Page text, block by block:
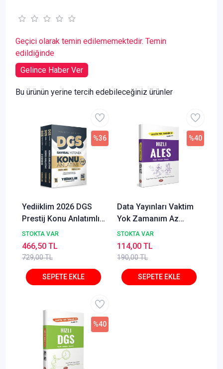
Geçici olarak temin edilememektedir. Temin
edildiğinde
Gelince Haber Ver
Bu ürünün yerine tercih edebileceğiniz ürünler
Yediiklim 2026 DGS
Prestij Konu Anlatımlı
Modüler Set Yediiklim
Yayınları
STOKTA VAR
729,00 TL
%36
466,50 TL
Data Yayınları Vaktim
Yok Zamanım Az
Diyenler İçin Hızlı
ALES
STOKTA VAR
190,00 TL
%40
114,00 TL
%40